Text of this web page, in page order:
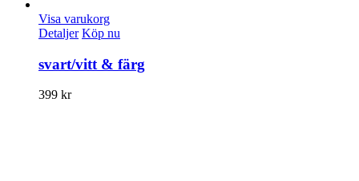
Visa varukorg
Detaljer Köp nu
svart/vitt & färg
399 kr